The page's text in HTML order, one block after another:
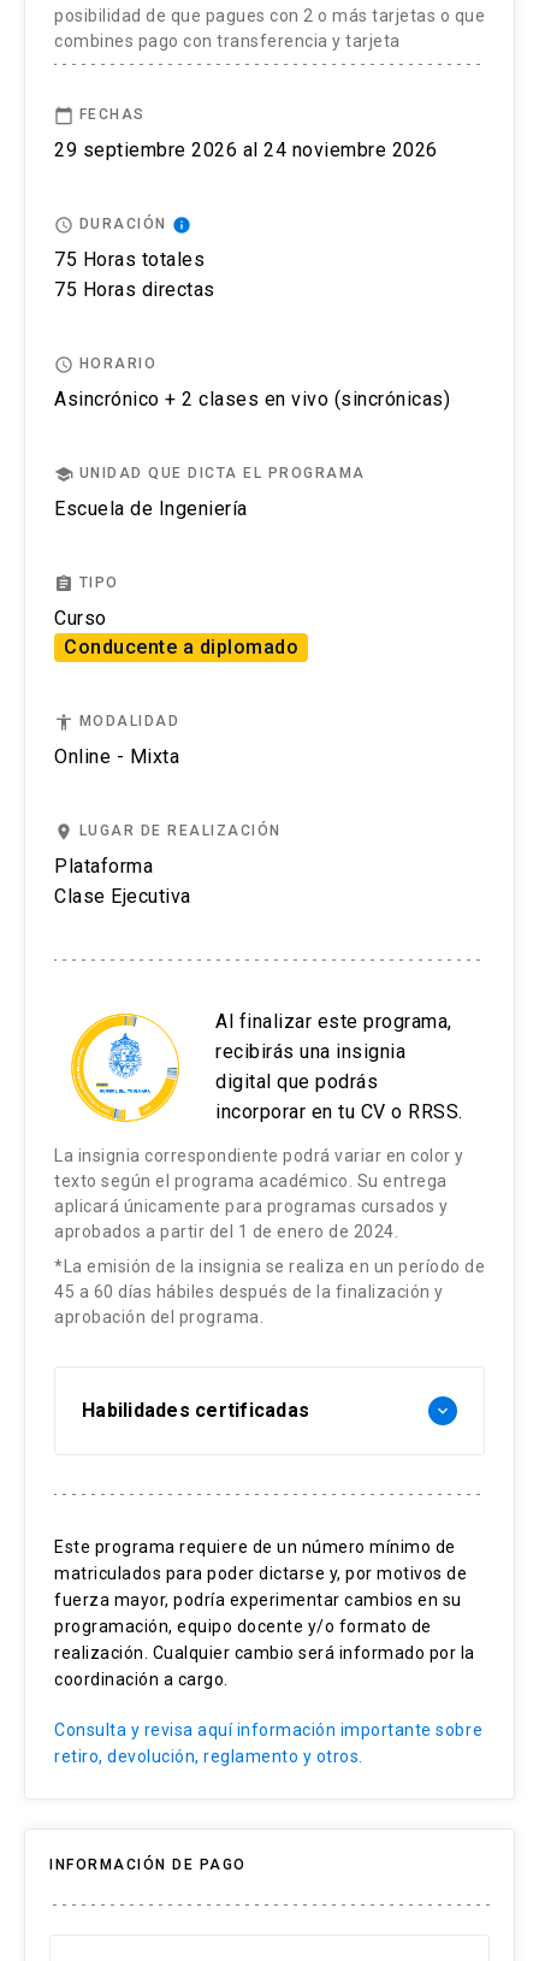
este programa.
Regresión lineal simple
Regresión lineal múltiple
Análisis del resultado de una regresión
Pre-proceso y visualización de datos
Otras técnicas de pronósticos
móvil (ARIMA)
Modelo de difusión de Bass
proceso de postulación.
El postular no asegura el cupo, una vez inscrito o
completo de la actividad para estar matriculado.
posibilidad de que pagues con 2 o más tarjetas o que
combines pago con transferencia y tarjeta
calendar_today FECHAS
29 septiembre 2026 al 24 noviembre 2026
access_time DURACIÓN info
75 Horas totales
75 Horas directas
access_time HORARIO
Asincrónico + 2 clases en vivo (sincrónicas)
school UNIDAD QUE DICTA EL PROGRAMA
Escuela de Ingeniería
assignment TIPO
Curso
Conducente a diplomado
accessibility MODALIDAD
Online - Mixta
place LUGAR DE REALIZACIÓN
Plataforma
Clase Ejecutiva
Al finalizar este programa,
recibirás una insignia
digital que podrás
incorporar en tu CV o RRSS.
La insignia correspondiente podrá variar en color y
texto según el programa académico. Su entrega
aplicará únicamente para programas cursados y
aprobados a partir del 1 de enero de 2024.
*La emisión de la insignia se realiza en un período de
45 a 60 días hábiles después de la finalización y
aprobación del programa.
Habilidades certificadas keyboard_arrow_down
Métodos cuantitativos
Métodos de series de tiempos
Modelos causales
Métodos de pronósticos
Estimación de demanda
Este programa requiere de un número mínimo de
matriculados para poder dictarse y, por motivos de
fuerza mayor, podría experimentar cambios en su
programación, equipo docente y/o formato de
realización. Cualquier cambio será informado por la
coordinación a cargo.
Consulta y revisa aquí información importante sobre
retiro, devolución, reglamento y otros.
INFORMACIÓN DE PAGO